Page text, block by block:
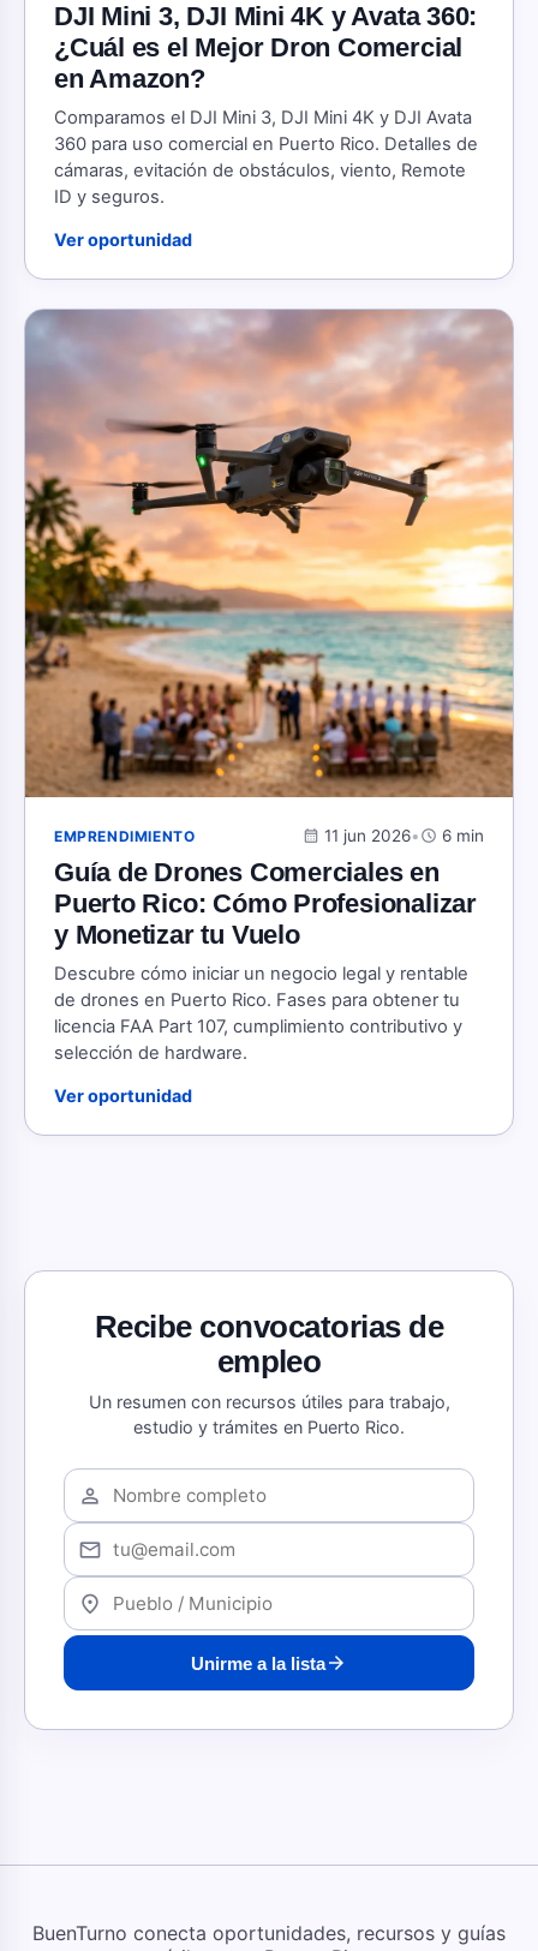
DJI Mini 3, DJI Mini 4K y Avata 360:
¿Cuál es el Mejor Dron Comercial
en Amazon?
Comparamos el DJI Mini 3, DJI Mini 4K y DJI Avata
360 para uso comercial en Puerto Rico. Detalles de
cámaras, evitación de obstáculos, viento, Remote
ID y seguros.
Ver oportunidad
EMPRENDIMIENTO calendar_month 11 jun 2026•schedule 6 min
Guía de Drones Comerciales en
Puerto Rico: Cómo Profesionalizar
y Monetizar tu Vuelo
Descubre cómo iniciar un negocio legal y rentable
de drones en Puerto Rico. Fases para obtener tu
licencia FAA Part 107, cumplimiento contributivo y
selección de hardware.
Ver oportunidad
Recibe convocatorias de
empleo
Un resumen con recursos útiles para trabajo,
estudio y trámites en Puerto Rico.
person
mail
location_on
Unirme a la listaarrow_forward
BuenTurno conecta oportunidades, recursos y guías